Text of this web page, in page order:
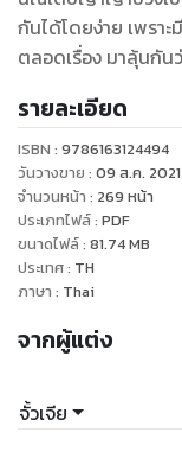
กันได้โดยง่าย เพรา
ตลอดเรื่อง มาลุ้นกัน
รายละเอียด
ISBN : 9786163124494
วันวางขาย : 09 ส.ค. 2021
จำนวนหน้า : 269 หน้า
ประเภทไฟล์: PDF
ขนาดไฟล์: 81.74MB
ประเทศ: TH
ภาษา : Thai
จากผู้แต่ง
จั้วเจีย